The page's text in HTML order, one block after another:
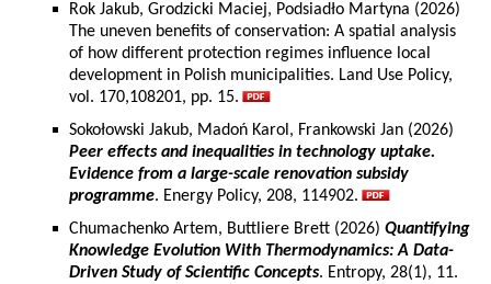
Rok Jakub, Grodzicki Maciej, Podsiadło Martyna (2026)
The uneven benefits of conservation: A spatial analysis
of how different protection regimes influence local
development in Polish municipalities. Land Use Policy,
vol. 170,108201, pp. 15.
Sokołowski Jakub, Madoń Karol, Frankowski Jan (2026)
Peer effects and inequalities in technology uptake.
Evidence from a large-scale renovation subsidy
programme. Energy Policy, 208, 114902.
Chumachenko Artem, Buttliere Brett (2026) Quantifying
Knowledge Evolution With Thermodynamics: A Data-
Driven Study of Scientific Concepts. Entropy, 28(1), 11.